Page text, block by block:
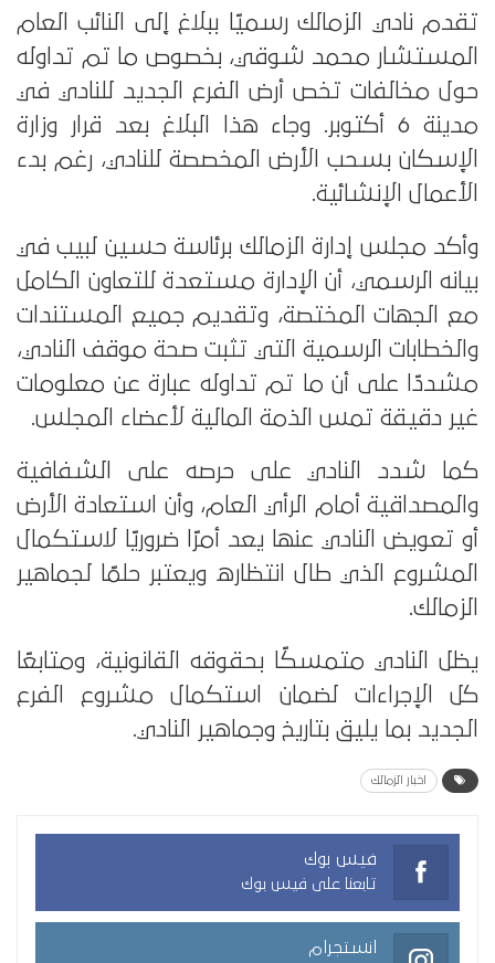
تقدم نادي الزمالك رسميًا ببلاغ إلى النائب العام
المستشار محمد شوقي، بخصوص ما تم تداوله
حول مخالفات تخص أرض الفرع الجديد للنادي في
مدينة 6 أكتوبر. وجاء هذا البلاغ بعد قرار وزارة
الإسكان بسحب الأرض المخصصة للنادي، رغم بدء
الأعمال الإنشائية.
وأكد مجلس إدارة الزمالك برئاسة حسين لبيب في
بيانه الرسمي، أن الإدارة مستعدة للتعاون الكامل
مع الجهات المختصة، وتقديم جميع المستندات
والخطابات الرسمية التي تثبت صحة موقف النادي،
مشددًا على أن ما تم تداوله عبارة عن معلومات
غير دقيقة تمس الذمة المالية لأعضاء المجلس.
كما شدد النادي على حرصه على الشفافية
والمصداقية أمام الرأي العام، وأن استعادة الأرض
أو تعويض النادي عنها يعد أمرًا ضروريًا لاستكمال
المشروع الذي طال انتظاره ويعتبر حلمًا لجماهير
الزمالك.
يظل النادي متمسكًا بحقوقه القانونية، ومتابعًا
كل الإجراءات لضمان استكمال مشروع الفرع
الجديد بما يليق بتاريخ وجماهير النادي.
اخبار الزمالك
فيس بوك
تابعنا على فيس بوك
انستجرام